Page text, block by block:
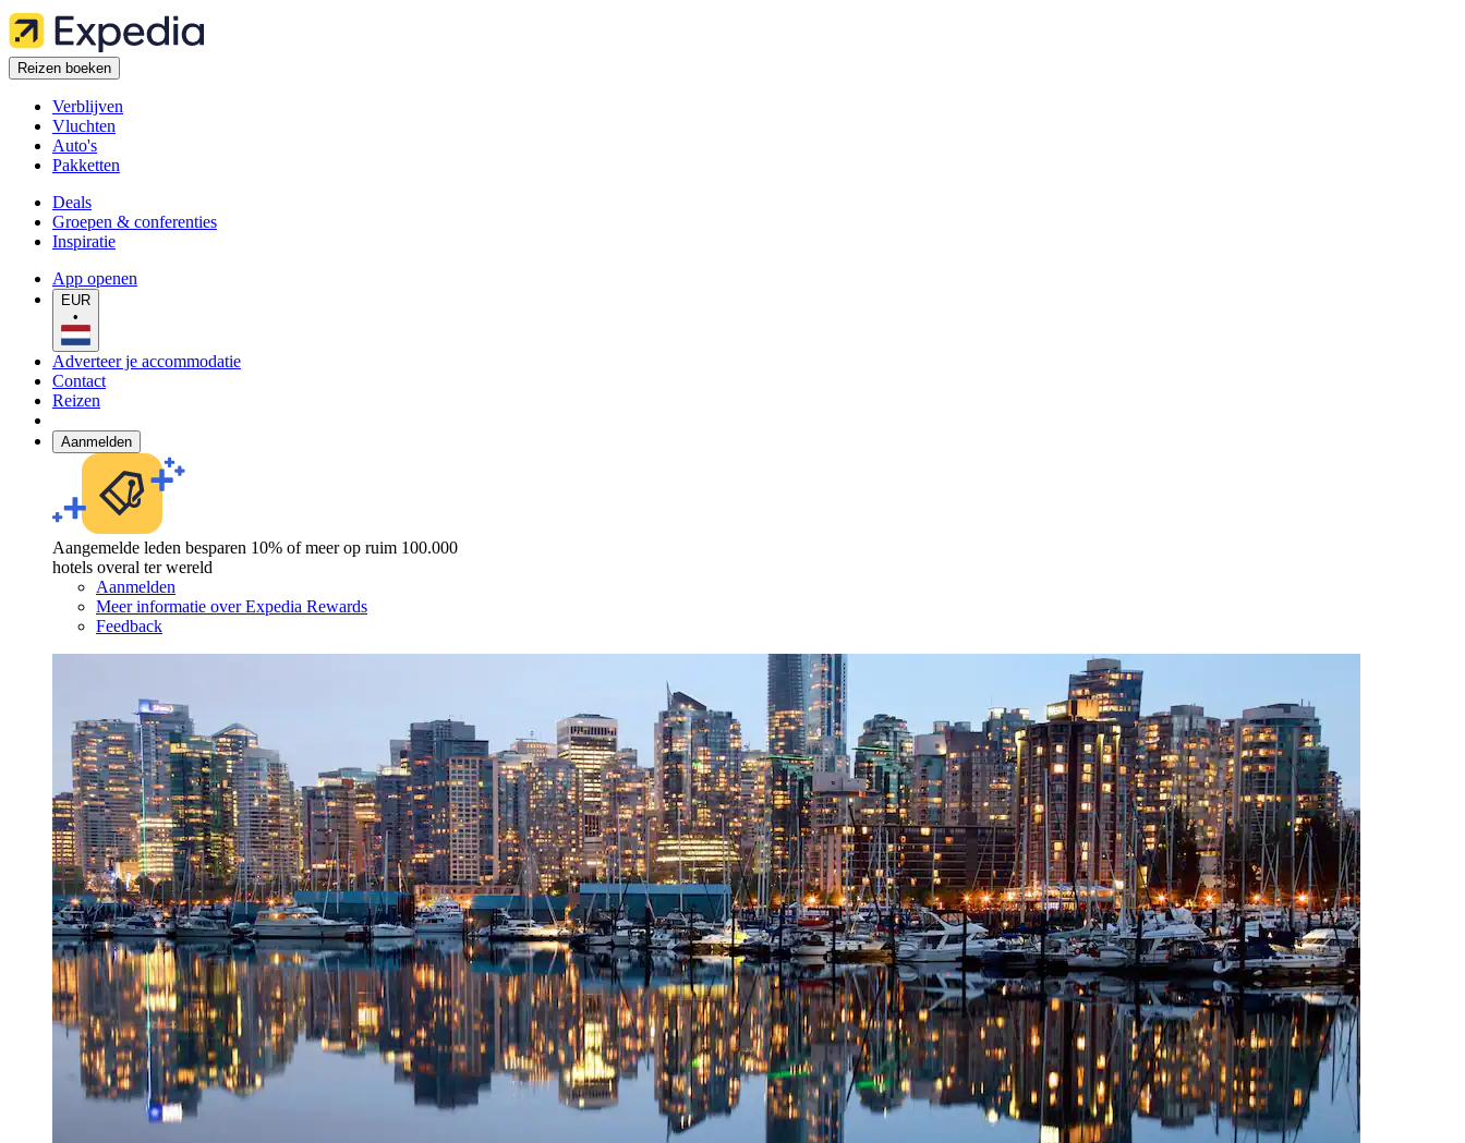
Reizen boeken
Verblijven
Vluchten
Auto's
Pakketten
Deals
Groepen & conferenties
Inspiratie
App openen
EUR
•
Adverteer je accommodatie
Contact
Reizen
Aanmelden
Aangemelde leden besparen 10% of meer op ruim 100.000
hotels overal ter wereld
Aanmelden
Meer informatie over Expedia Rewards
Feedback